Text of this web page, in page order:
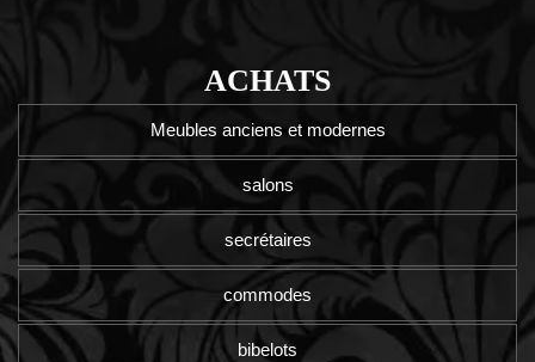
ACHATS
Meubles anciens et modernes
salons
secrétaires
commodes
bibelots